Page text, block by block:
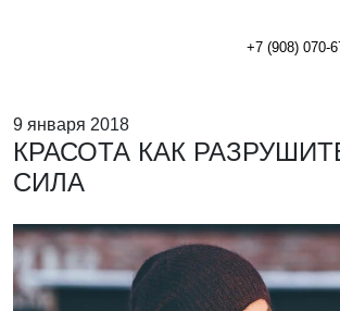
+7 (908) 070-
9 января 2018
КРАСОТА КАК
СИЛА